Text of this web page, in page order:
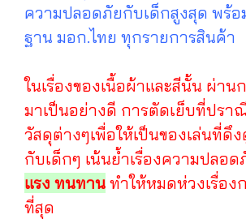
ความปลอดภัยกับเด็กสูงสุด พร้อ
ฐาน มอก.ไทย ทุกรายการสินค้า
ในเรื่องของเนื้อผ้าและสีนั้น ผ่าน
มาเป็นอย่างดี การตัดเย็บที่ปรา
วัสดุต่างๆเพื่อให้เป็นของเล่นที่ดึ
กับเด็กๆ เน้นย้ำเรื่องความปลอด
แรง ทนทาน ทำให้หมดห่วงเรื่อง
ที่สุด